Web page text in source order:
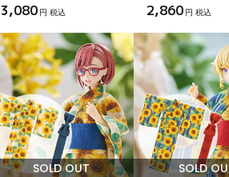
3,080 円 税込 2,860 円 税込
SOLD OUT SOLD